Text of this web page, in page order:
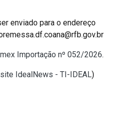
enviado para o endereço
Importação nº 052/2026.
IdealNews - TI-IDEAL)